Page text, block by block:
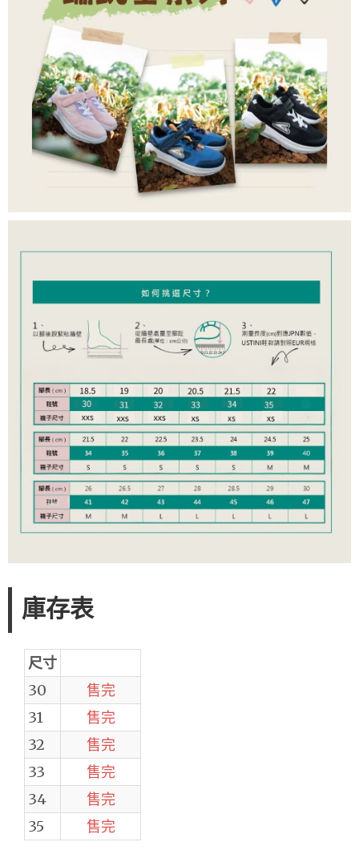
庫存表
尺寸
30
售完
31
售完
32
售完
33
售完
34
售完
35
售完